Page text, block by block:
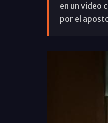
en un video
por el